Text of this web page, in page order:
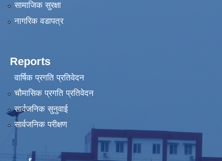
सामाजिक सुरक्षा
नागरिक वडापत्र
Reports
वार्षिक प्रगति प्रतिवेदन
चौमासिक प्रगति प्रतिवेदन
सार्वजनिक सुनुवाई
सार्वजनिक परीक्षण